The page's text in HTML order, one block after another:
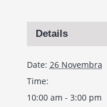
Details
Date: 26 Novembra
Time:
10:00 am - 3:00 pm